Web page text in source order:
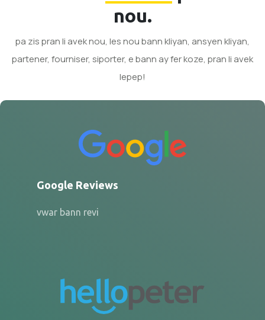
nou.
pa zis pran li avek nou, les nou bann kliyan, ansyen kliyan,
partener, fourniser, siporter, e bann ay fer koze, pran li avek
lepep!
Google Reviews
vwar bann revi